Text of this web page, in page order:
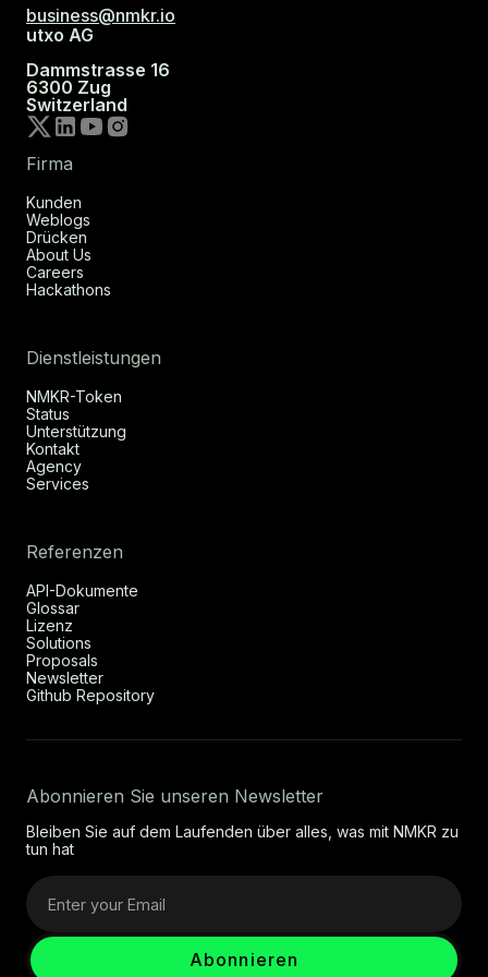
business@nmkr.io
utxo AG
Dammstrasse 16
6300 Zug
Switzerland
Firma
Kunden
Weblogs
Drücken
About Us
Careers
Hackathons
Dienstleistungen
NMKR-Token
Status
Unterstützung
Kontakt
Agency
Services
Referenzen
API-Dokumente
Glossar
Lizenz
Solutions
Proposals
Newsletter
Github Repository
Abonnieren Sie unseren Newsletter
Bleiben Sie auf dem Laufenden über alles, was mit NMKR zu
tun hat